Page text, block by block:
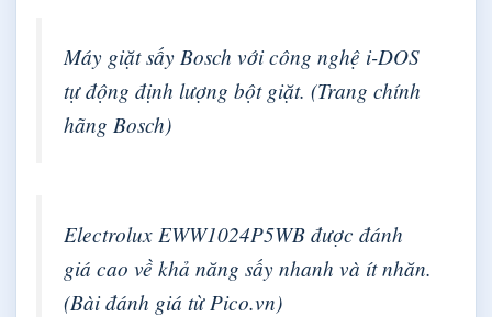
Máy giặt sấy Bosch với công nghệ i-DOS
tự động định lượng bột giặt. (Trang chính
hãng Bosch)
Electrolux EWW1024P5WB được đánh
giá cao về khả năng sấy nhanh và ít nhăn.
(Bài đánh giá từ Pico.vn)